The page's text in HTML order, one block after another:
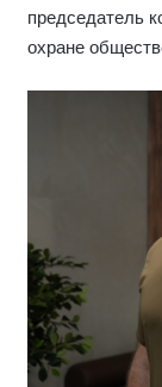
председатель
охране